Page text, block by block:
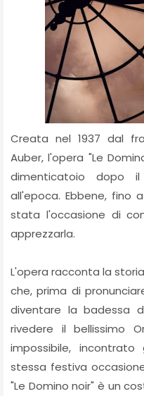
Creata nel 1937 dal
Auber, l'opera "Le
dimenticatoio dopo
all'epoca. Ebbene, fino
stata l'occasione di
apprezzarla.
L'opera racconta la
che, prima di
diventare la badessa
rivedere il bellissimo
impossibile,
stessa festiva
"Le Domino noir" è un